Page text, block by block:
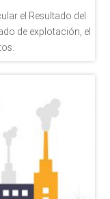
el Resultado del
de explotación, el